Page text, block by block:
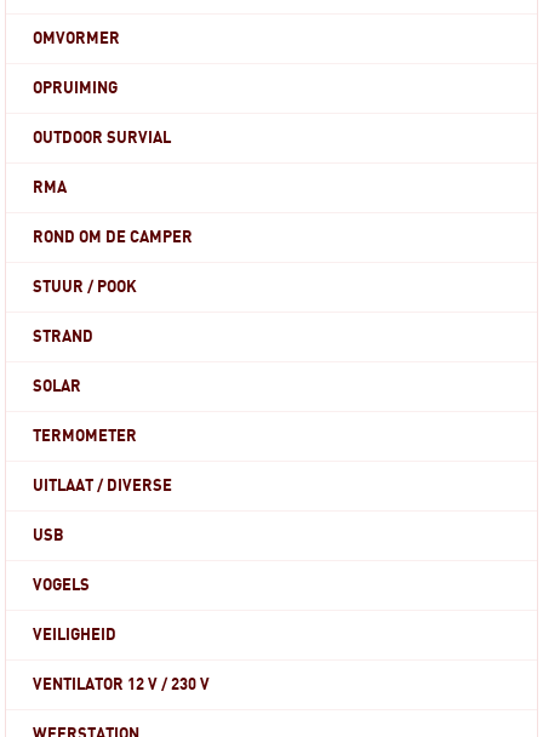
OMVORMER
OPRUIMING
OUTDOOR SURVIAL
RMA
ROND OM DE CAMPER
STUUR / POOK
STRAND
SOLAR
TERMOMETER
UITLAAT / DIVERSE
USB
VOGELS
VEILIGHEID
VENTILATOR 12 V / 230 V